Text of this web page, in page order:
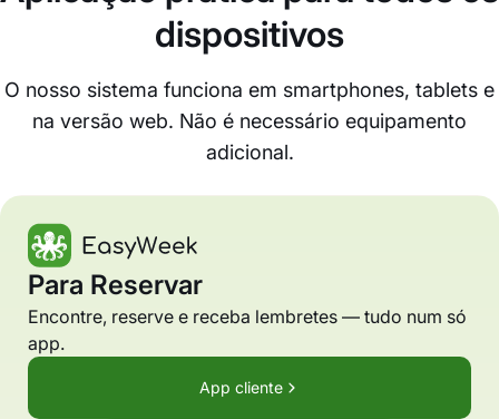
dispositivos
O nosso sistema funciona em smartphones, tablets e
na versão web. Não é necessário equipamento
adicional.
Para Reservar
Encontre, reserve e receba lembretes — tudo num só
app.
App cliente